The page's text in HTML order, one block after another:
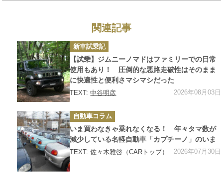
関連記事
カ
テ
ゴ
リ
ー
新車試乗記
【試乗】ジムニーノマドはファミリーでの日常
使用もあり！ 圧倒的な悪路走破性はそのまま
に快適性と便利さマシマシだった
TEXT:中谷明彦 2026年08月03日
カ
テ
ゴ
リ
ー
自動車コラム
いま買わなきゃ乗れなくなる！ 年々タマ数が
減少している名軽自動車「カプチーノ」のいま
TEXT: 佐々木雅啓（CARトップ） 2026年07月30日